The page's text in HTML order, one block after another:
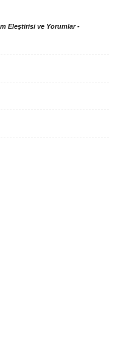
Eleştirisi ve Yorumlar -